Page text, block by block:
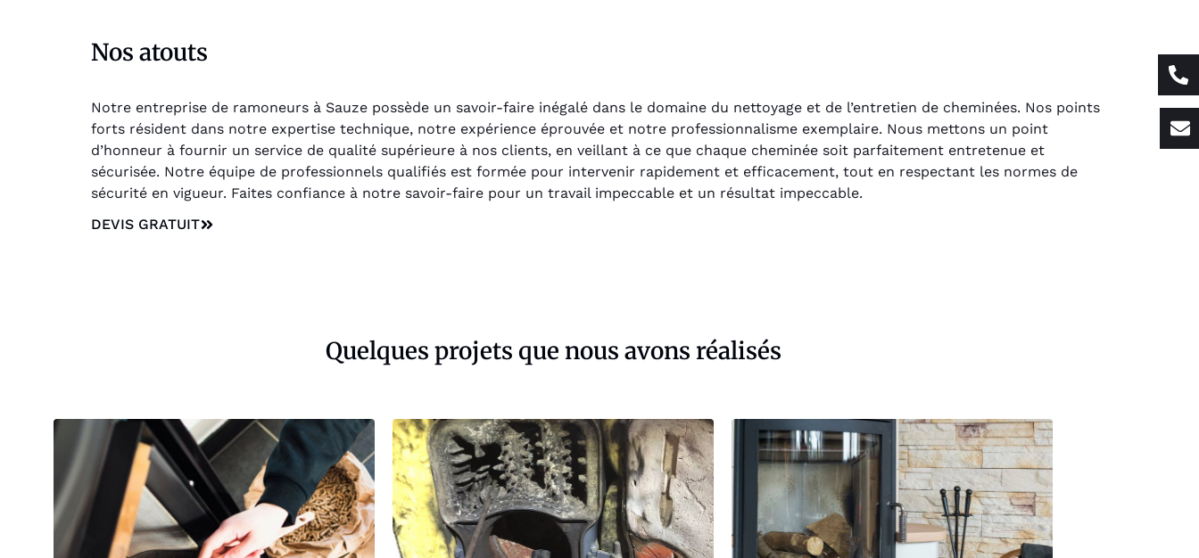
Nos atouts
Notre entreprise de ramoneurs à Sauze possède un savoir-faire inégalé dans le domaine du nettoyage et de l’entretien de cheminées. Nos points
forts résident dans notre expertise technique, notre expérience éprouvée et notre professionnalisme exemplaire. Nous mettons un point
d’honneur à fournir un service de qualité supérieure à nos clients, en veillant à ce que chaque cheminée soit parfaitement entretenue et
sécurisée. Notre équipe de professionnels qualifiés est formée pour intervenir rapidement et efficacement, tout en respectant les normes de
sécurité en vigueur. Faites confiance à notre savoir-faire pour un travail impeccable et un résultat impeccable.
DEVIS GRATUIT
Quelques projets que nous avons réalisés